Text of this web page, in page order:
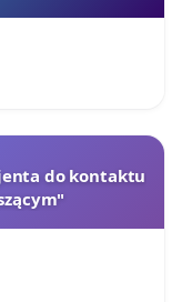
do kontaktu